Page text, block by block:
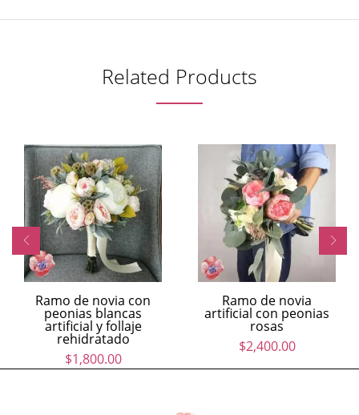
Related Products
Ramo de novia con
peonias blancas
artificial y follaje
rehidratado
$1,800.00
Ramo de novia
artificial con peonias
rosas
$2,400.00